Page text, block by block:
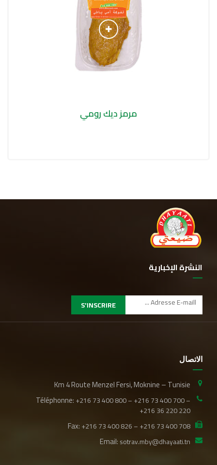
مرمز ديك رومي
النشرة الإخبارية
S'INSCRIRE
الاتصال
Km 4 Route Menzel Fersi, Moknine – Tunisie
Téléphonne:+216 73 400 800 – +216 73 400 700 –
+216 36 220 220
Fax:+216 73 400 826 – +216 73 400 708
Email:sotrav.mby@dhayaati.tn